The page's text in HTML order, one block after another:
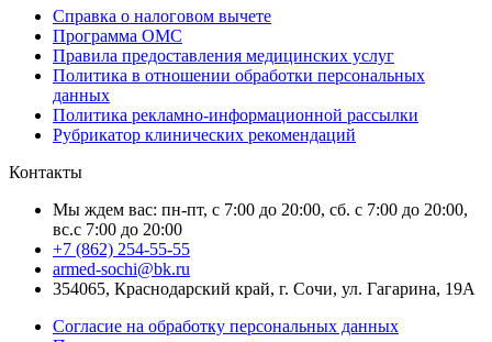
Справка о налоговом вычете
Программа ОМС
Правила предоставления медицинских услуг
Политика в отношении обработки персональных
данных
Политика рекламно-информационной рассылки
Рубрикатор клинических рекомендаций
Контакты
Мы ждем вас: пн-пт, с 7:00 до 20:00, сб. с 7:00 до 20:00,
вс.с 7:00 до 20:00
+7 (862) 254-55-55
armed-sochi@bk.ru
354065, Краснодарский край, г. Сочи, ул. Гагарина, 19А
Согласие на обработку персональных данных